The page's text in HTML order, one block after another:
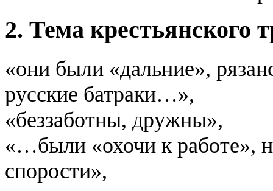
2. Тема крестьянского
«они были «дальние»,
русские батраки…»,
«беззаботны, дружны»,
«…были «охочи к работе»,
спорости»,